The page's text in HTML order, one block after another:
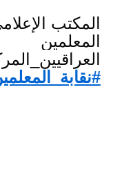
المكتب
المعلمين